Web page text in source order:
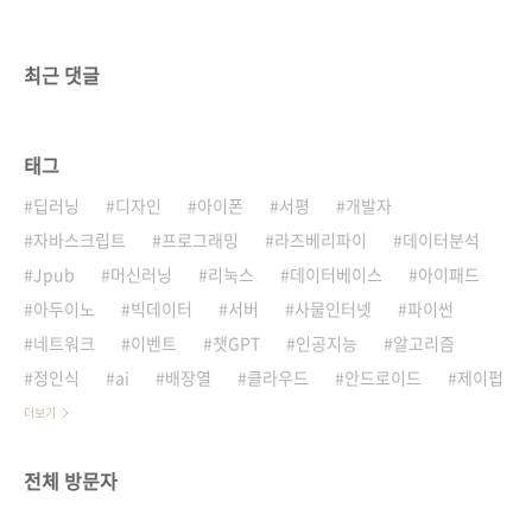
최근 댓글
태그
딥러닝 디자인 아이폰 서평
개발자
자바스크립트
프로그래밍 라즈베리파이
데이터분석
Jpub
머신러닝 리눅스 데이터베이스
아이패드
아두이노
빅데이터 서버 사물인터넷
파이썬
네트워크
이벤트 챗GPT 인공지능
알고리즘
정인식
ai 배장열 클라우드 안드로이드 제이펍
더보기
전체 방문자